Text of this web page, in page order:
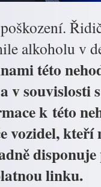
alkoholu v
této
v souvislosti
k této
vozidel, kteří
linku.